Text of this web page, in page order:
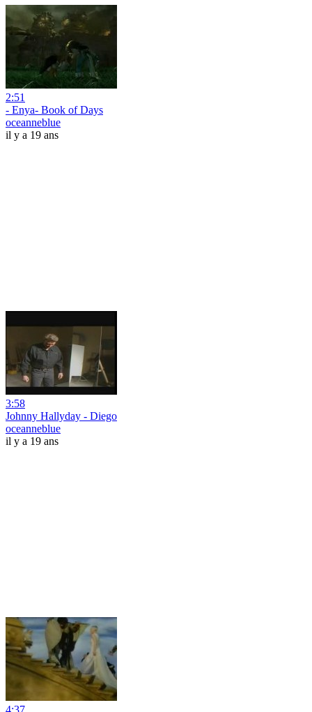
2:51
- Enya- Book of Days
oceanneblue
il y a 19 ans
3:58
Johnny Hallyday - Diego
oceanneblue
il y a 19 ans